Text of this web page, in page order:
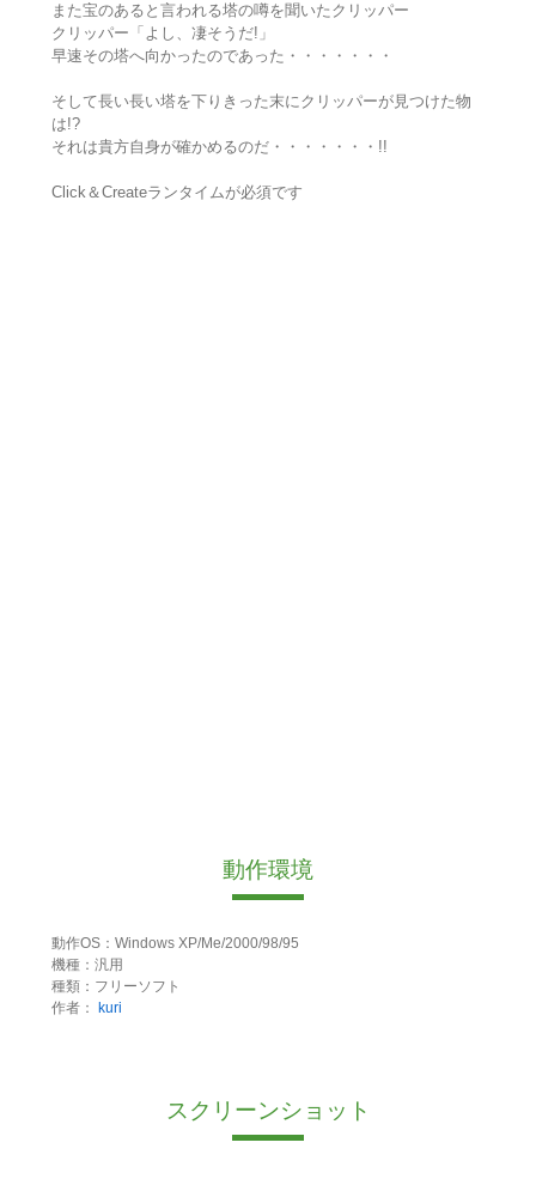
また宝のあると言われる塔の噂を聞いたクリッパー
クリッパー「よし、凄そうだ!」
早速その塔へ向かったのであった・・・・・・・
そして長い長い塔を下りきった末にクリッパーが見つけた物
は!?
それは貴方自身が確かめるのだ・・・・・・・!!
Click＆Createランタイムが必須です
動作環境
動作OS：Windows XP/Me/2000/98/95
機種：汎用
種類：フリーソフト
作者：
kuri
スクリーンショット